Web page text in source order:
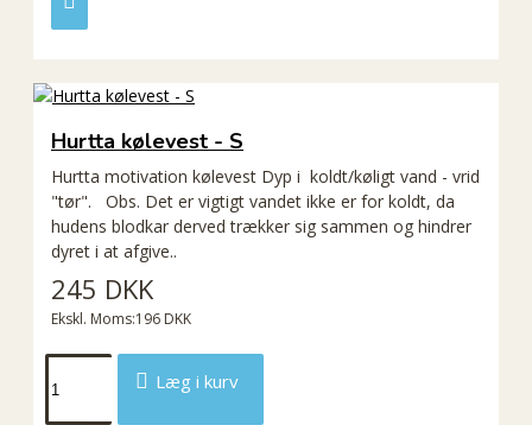
Hurtta kølevest - S
Hurtta motivation kølevest Dyp i koldt/køligt vand - vrid
"tør". Obs. Det er vigtigt vandet ikke er for koldt, da
hudens blodkar derved trækker sig sammen og hindrer
dyret i at afgive..
245 DKK
Ekskl. Moms:196 DKK
Læg i kurv